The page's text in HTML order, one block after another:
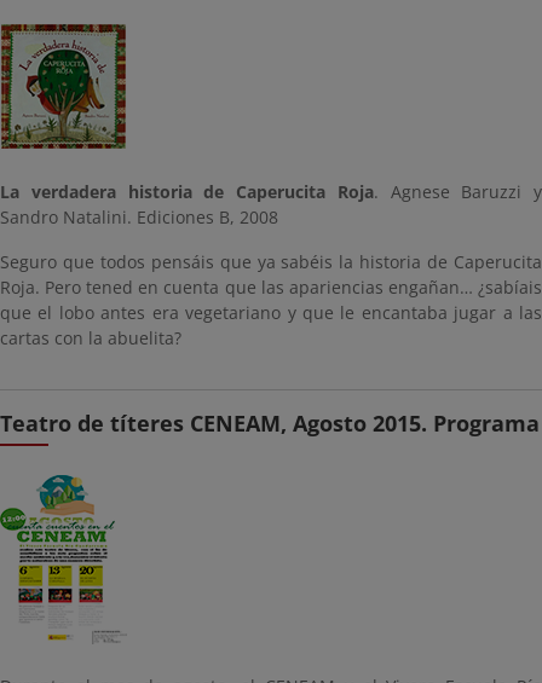
La verdadera historia de Caperucita Roja. Agnese Baruzzi y
Sandro Natalini. Ediciones B, 2008
Seguro que todos pensáis que ya sabéis la historia de Caperucita
Roja. Pero tened en cuenta que las apariencias engañan… ¿sabíais
que el lobo antes era vegetariano y que le encantaba jugar a las
cartas con la abuelita?
Teatro de títeres CENEAM, Agosto 2015. Programa